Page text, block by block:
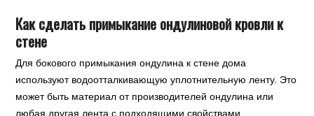
Как сделать примыкание ондулиновой кровли к
стене
Для бокового примыкания ондулина к стене дома
используют водоотталкивающую уплотнительную ленту. Это
может быть материал от производителей ондулина или
любая другая лента с подходящими свойствами.